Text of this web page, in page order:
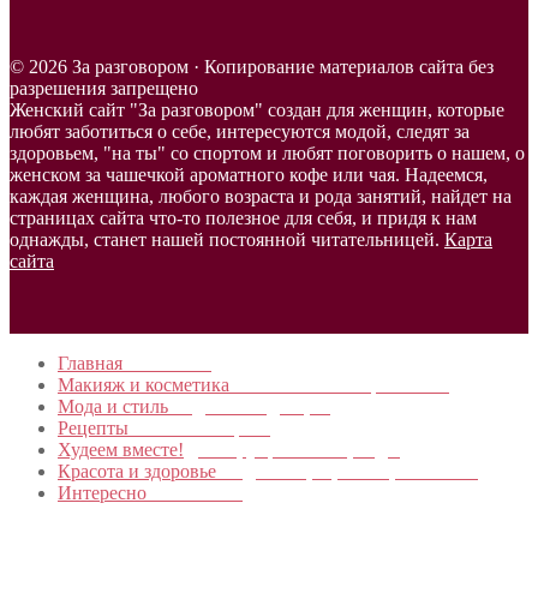
© 2026 За разговором · Копирование материалов сайта без
разрешения запрещено
Женский сайт "За разговором" создан для женщин, которые
любят заботиться о себе, интересуются модой, следят за
здоровьем, "на ты" со спортом и любят поговорить о нашем, о
женском за чашечкой ароматного кофе или чая. Надеемся,
каждая женщина, любого возраста и рода занятий, найдет на
страницах сайта что-то полезное для себя, и придя к нам
однажды, станет нашей постоянной читательницей. Карта
сайта
Главная
Макияж и косметика
Мода и стиль
Рецепты
Худеем вместе!
Красота и здоровье
Интересно